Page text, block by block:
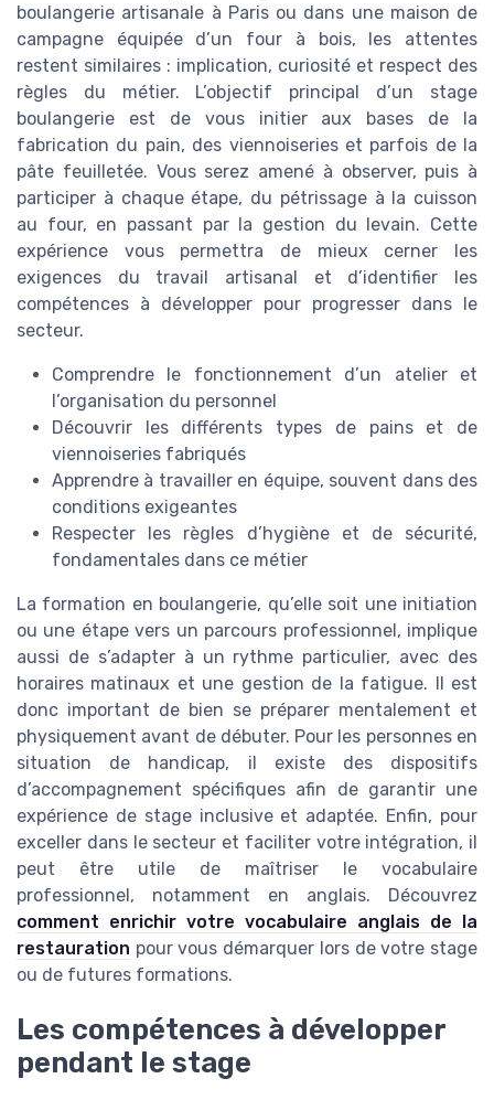
boulangerie artisanale à Paris ou dans une maison de
campagne équipée d’un four à bois, les attentes
restent similaires : implication, curiosité et respect des
règles du métier. L’objectif principal d’un stage
boulangerie est de vous initier aux bases de la
fabrication du pain, des viennoiseries et parfois de la
pâte feuilletée. Vous serez amené à observer, puis à
participer à chaque étape, du pétrissage à la cuisson
au four, en passant par la gestion du levain. Cette
expérience vous permettra de mieux cerner les
exigences du travail artisanal et d’identifier les
compétences à développer pour progresser dans le
secteur.
Comprendre le fonctionnement d’un atelier et
l’organisation du personnel
Découvrir les différents types de pains et de
viennoiseries fabriqués
Apprendre à travailler en équipe, souvent dans des
conditions exigeantes
Respecter les règles d’hygiène et de sécurité,
fondamentales dans ce métier
La formation en boulangerie, qu’elle soit une initiation
ou une étape vers un parcours professionnel, implique
aussi de s’adapter à un rythme particulier, avec des
horaires matinaux et une gestion de la fatigue. Il est
donc important de bien se préparer mentalement et
physiquement avant de débuter. Pour les personnes en
situation de handicap, il existe des dispositifs
d’accompagnement spécifiques afin de garantir une
expérience de stage inclusive et adaptée. Enfin, pour
exceller dans le secteur et faciliter votre intégration, il
peut être utile de maîtriser le vocabulaire
professionnel, notamment en anglais. Découvrez
comment enrichir votre vocabulaire anglais de la
restauration pour vous démarquer lors de votre stage
ou de futures formations.
Les compétences à développer
pendant le stage